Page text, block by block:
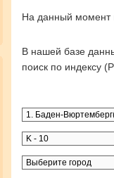
На данный
В нашей базе
поиск по индексу